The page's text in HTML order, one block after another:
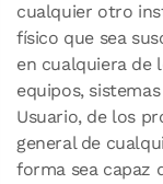
cualquier otro
físico que sea
en cualquiera de
equipos,
Usuario, de los
general de
forma sea capaz